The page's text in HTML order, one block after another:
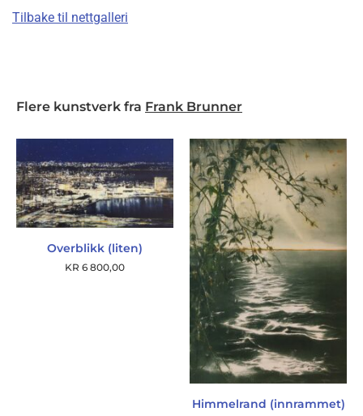
Tilbake til nettgalleri
Flere kunstverk fra Frank Brunner
Overblikk (liten)
KR 6 800,00
Himmelrand (innrammet)